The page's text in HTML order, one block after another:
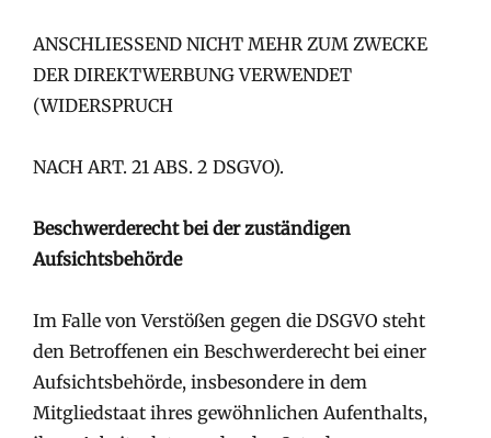
ANSCHLIESSEND NICHT MEHR ZUM ZWECKE
DER DIREKTWERBUNG VERWENDET
(WIDERSPRUCH
NACH ART. 21 ABS. 2 DSGVO).
Beschwerderecht bei der zuständigen
Aufsichtsbehörde
Im Falle von Verstößen gegen die DSGVO steht
den Betroffenen ein Beschwerderecht bei einer
Aufsichtsbehörde, insbesondere in dem
Mitgliedstaat ihres gewöhnlichen Aufenthalts,